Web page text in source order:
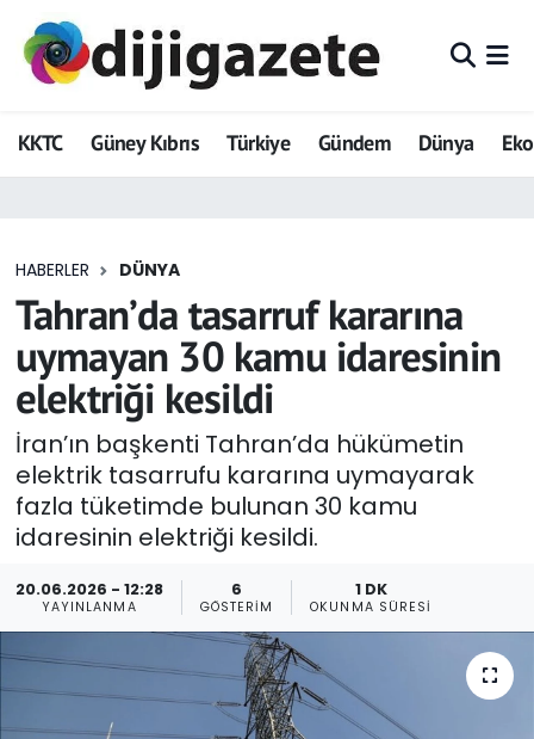
KKTC Güney Kıbrıs Türkiye Gündem Dünya
HABERLER DÜNYA
Tahran’da tasarruf kararına
uymayan 30 kamu idaresinin
elektriği kesildi
İran’ın başkenti Tahran’da hükümetin
elektrik tasarrufu kararına uymayarak
fazla tüketimde bulunan 30 kamu
idaresinin elektriği kesildi.
20.06.2026 - 12:28
YAYINLANMA
6
GÖSTERIM
1 DK
OKUNMA SÜRESI
ADVERTORIAL
Dijigazete
Eğitim
Ekonomi
Foto Galeri
GEZİ
Güncel
Gündem
KKTC
KKTC YEREL SEÇİM 2018
Hava Durumu
Trafik Durumu
Tüm Manşetler
Son Dakika Haberleri
Haber Arşivi